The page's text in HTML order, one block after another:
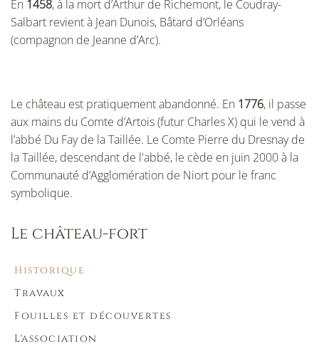
En 1458, à la mort d’Arthur de Richemont, le Coudray-
Salbart revient à Jean Dunois, Bâtard d’Orléans
(compagnon de Jeanne d’Arc).
Le château est pratiquement abandonné. En 1776, il passe
aux mains du Comte d’Artois (futur Charles X) qui le vend à
l’abbé Du Fay de la Taillée. Le Comte Pierre du Dresnay de
la Taillée, descendant de l'abbé, le cède en juin 2000 à la
Communauté d’Agglomération de Niort pour le franc
symbolique.
Le château-fort
Historique
Travaux
Fouilles et découvertes
L'association